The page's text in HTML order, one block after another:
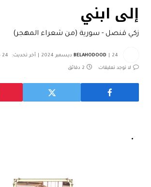
إلى ابني
زكي قنصل - سورية (من شعراء المهجر)
BELAHODOOD 24 ديسمبر 2024 آخر تحديث: 24 ديسمبر 2024
لا توجد تعليقات 2 دقائق